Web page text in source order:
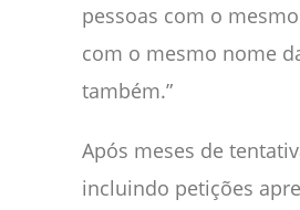
pessoas com o
com o mesmo nome
também.”
Após meses de
incluindo petições